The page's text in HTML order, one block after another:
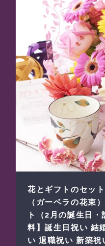
花とギフトのセッ
（ガーベラの花束
ト（2月の誕生日
料】誕生日祝い 結
い 退職祝い 新築